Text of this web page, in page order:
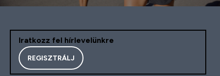
Iratkozz fel hírlevelünkre
REGISZTRÁLJ